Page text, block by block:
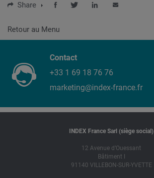
Share
Retour au Menu
Contact
+33 1 69 18 76 76
marketing@index-france.fr
INDEX France Sarl (siège social)
12 Avenue d’Ouessant
Bâtiment I
91140 VILLEBON-SUR-YVETTE